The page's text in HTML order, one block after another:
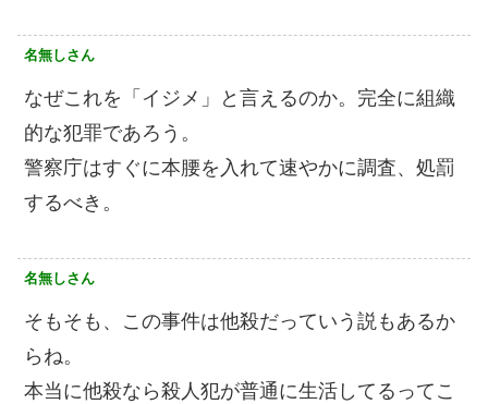
名無しさん
なぜこれを「イジメ」と言えるのか。完全に組織
的な犯罪であろう。
警察庁はすぐに本腰を入れて速やかに調査、処罰
するべき。
名無しさん
そもそも、この事件は他殺だっていう説もあるか
らね。
本当に他殺なら殺人犯が普通に生活してるってこ